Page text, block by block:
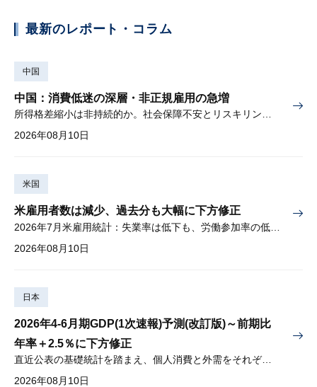
最新のレポート・コラム
中国
中国：消費低迷の深層・非正規雇用の急増
所得格差縮小は非持続的か。社会保障不安とリスキリングの難しさ
2026年08月10日
米国
米雇用者数は減少、過去分も大幅に下方修正
2026年08月10日
日本
2026年4-6月期GDP(1次速報)予測(改訂版)～前期比
年率＋2.5％に下方修正
直近公表の基礎統計を踏まえ、個人消費と外需をそれぞれ下方修正
2026年08月10日